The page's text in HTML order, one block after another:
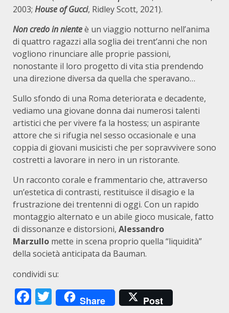
2003; House of Gucci, Ridley Scott, 2021).
Non credo in nienteè un viaggio notturno nell’anima
di quattro ragazzi alla soglia dei trent’anni che non
vogliono rinunciare alle proprie passioni,
nonostante il loro progetto di vita stia prendendo
una direzione diversa da quella che speravano…
Sullo sfondo di una Roma deteriorata e decadente,
vediamo una giovane donna dai numerosi talenti
artistici che per vivere fa la hostess; un aspirante
attore che si rifugia nel sesso occasionale e una
coppia di giovani musicisti che per sopravvivere sono
costretti a lavorare in nero in un ristorante.
Un racconto corale e frammentario che, attraverso
un’estetica di contrasti, restituisce il disagio e la
frustrazione dei trentenni di oggi. Con un rapido
montaggio alternato e un abile gioco musicale, fatto
di dissonanze e distorsioni, Alessandro
Marzullo mette in scena proprio quella “liquidità”
della società anticipata da Bauman.
condividi su:
Facebook
Twitter
Share Post